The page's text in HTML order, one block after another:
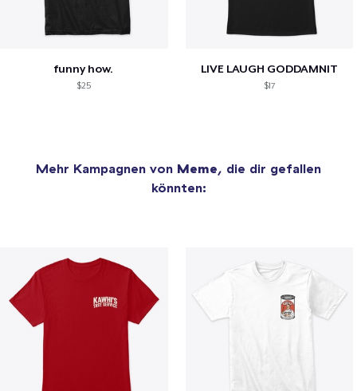
funny how.
$25
LIVE LAUGH GODDAMNIT
$17
Mehr Kampagnen von Meme, die dir gefallen
könnten: